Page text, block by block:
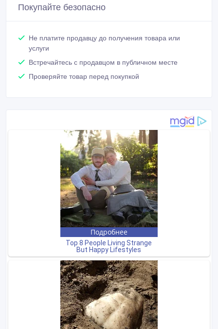
Покупайте безопасно
Не платите продавцу до получения товара или
услуги
Встречайтесь с продавцом в публичном месте
Проверяйте товар перед покупкой